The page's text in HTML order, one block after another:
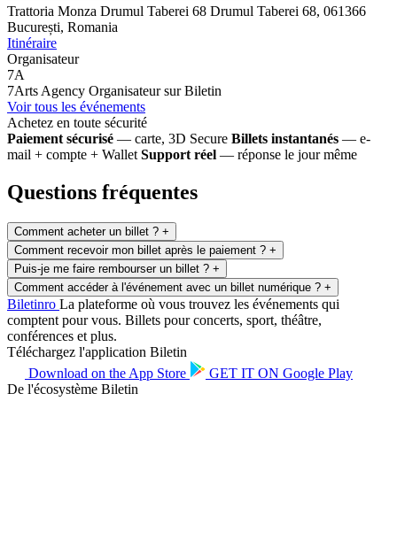
Trattoria Monza Drumul Taberei 68 Drumul Taberei 68, 061366
București, Romania
Itinéraire
Organisateur
7A
7Arts Agency Organisateur sur Biletin
Voir tous les événements
Achetez en toute sécurité
Paiement sécurisé — carte, 3D Secure Billets instantanés — e-
mail + compte + Wallet Support réel — réponse le jour même
Questions fréquentes
Comment acheter un billet ? +
Comment recevoir mon billet après le paiement ? +
Puis-je me faire rembourser un billet ? +
Comment accéder à l'événement avec un billet numérique ? +
Biletinro La plateforme où vous trouvez les événements qui
comptent pour vous. Billets pour concerts, sport, théâtre,
conférences et plus.
Téléchargez l'application Biletin
Download on the App Store GET IT ON Google Play
De l'écosystème Biletin